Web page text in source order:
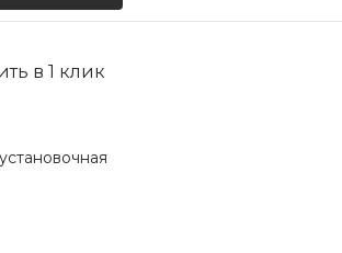
в 1 клик